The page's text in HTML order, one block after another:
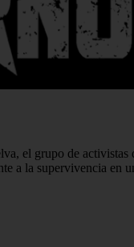
el grupo de
a la supervivencia en